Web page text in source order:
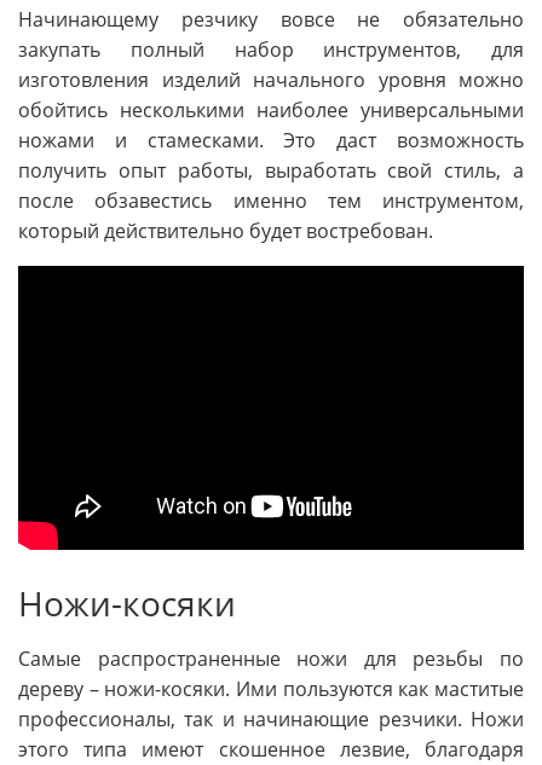
Начинающему резчику вовсе не обязательно
закупать полный набор инструментов, для
изготовления изделий начального уровня можно
обойтись несколькими наиболее универсальными
ножами и стамесками. Это даст возможность
получить опыт работы, выработать свой стиль, а
после обзавестись именно тем инструментом,
который действительно будет востребован.
Ножи-косяки
Самые распространенные ножи для резьбы по
дереву – ножи-косяки. Ими пользуются как маститые
профессионалы, так и начинающие резчики. Ножи
этого типа имеют скошенное лезвие, благодаря